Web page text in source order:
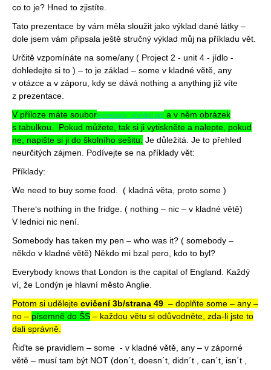
co to je? Hned to zjistíte.
Tato prezentace by vám měla sloužit jako výklad dané látky –
dole jsem vám připsala ještě stručný výklad můj na příkladu vět.
Určitě vzpomínáte na some/any ( Project 2 - unit 4 - jídlo -
dohledejte si to ) – to je základ – some v kladné větě, any
v otázce a v záporu, kdy se dává nothing a anything již víte
z prezentace.
V příloze máte souborsomebody_přehled.pdf a v něm obrázek
s tabulkou. Pokud můžete, tak si ji vytiskněte a nalepte, pokud
ne, napište si ji do školního sešitu. Je důležitá. Je to přehled
neurčitých zájmen. Podívejte se na příklady vět:
Příklady:
We need to buy some food. ( kladná věta, proto some )
There‘s nothing in the fridge. ( nothing – nic – v kladné větě)
V lednici nic není.
Somebody has taken my pen – who was it? ( somebody –
někdo v kladné větě) Někdo mi bzal pero, kdo to byl?
Everybody knows that London is the capital of England. Každý
ví, že Londýn je hlavní město Anglie.
Potom si udělejte cvičení 3b/strana 49 – doplňte some – any –
no – písemně do ŠS – každou větu si odůvodněte, zda-li jste to
dali správně.
Řiďte se pravidlem – some - v kladné větě, any – v záporné
větě – musí tam být NOT (don´t, doesn´t, didn´t , can´t, isn´t ,